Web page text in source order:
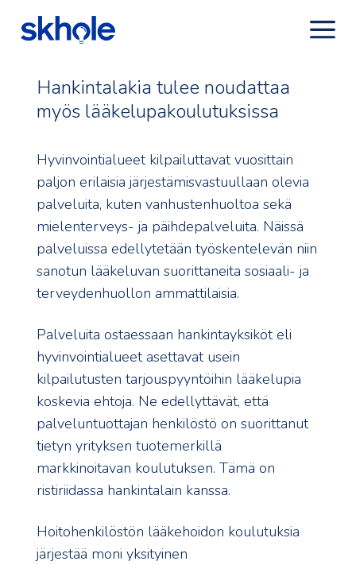
Hankintalakia tulee noudattaa
myös lääkelupakoulutuksissa
Hyvinvointialueet kilpailuttavat vuosittain
paljon erilaisia järjestämisvastuullaan olevia
palveluita, kuten vanhustenhuoltoa sekä
mielenterveys- ja päihdepalveluita. Näissä
palveluissa edellytetään työskentelevän niin
sanotun lääkeluvan suorittaneita sosiaali- ja
terveydenhuollon ammattilaisia.
Palveluita ostaessaan hankintayksiköt eli
hyvinvointialueet asettavat usein
kilpailutusten tarjouspyyntöihin lääkelupia
koskevia ehtoja. Ne edellyttävät, että
palveluntuottajan henkilöstö on suorittanut
tietyn yrityksen tuotemerkillä
markkinoitavan koulutuksen. Tämä on
ristiriidassa hankintalain kanssa.
Hoitohenkilöstön lääkehoidon koulutuksia
järjestää moni yksityinen